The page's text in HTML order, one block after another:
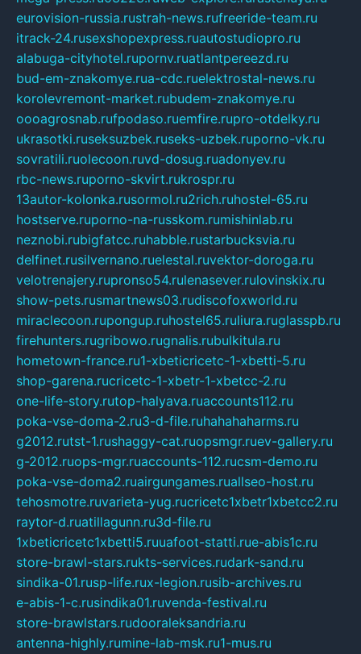
eurovision-russia.rustrah-news.rufreeride-team.ru
itrack-24.rusexshopexpress.ruautostudiopro.ru
alabuga-cityhotel.rupornv.ruatlantpereezd.ru
bud-em-znakomye.rua-cdc.ruelektrostal-news.ru
korolevremont-market.rubudem-znakomye.ru
oooagrosnab.rufpodaso.ruemfire.rupro-otdelky.ru
ukrasotki.ruseksuzbek.ruseks-uzbek.ruporno-vk.ru
sovratili.ruolecoon.ruvd-dosug.ruadonyev.ru
rbc-news.ruporno-skvirt.rukrospr.ru
13autor-kolonka.rusormol.ru2rich.ruhostel-65.ru
hostserve.ruporno-na-russkom.rumishinlab.ru
neznobi.rubigfatcc.ruhabble.rustarbucksvia.ru
delfinet.rusilvernano.ruelestal.ruvektor-doroga.ru
velotrenajery.rupronso54.rulenasever.rulovinskix.ru
show-pets.rusmartnews03.rudiscofoxworld.ru
miraclecoon.rupongup.ruhostel65.ruliura.ruglasspb.ru
firehunters.rugribowo.rugnalis.rubulkitula.ru
hometown-france.ru1-xbeticricetc-1-xbetti-5.ru
shop-garena.rucricetc-1-xbetr-1-xbetcc-2.ru
one-life-story.rutop-halyava.ruaccounts112.ru
poka-vse-doma-2.ru3-d-file.ruhahahaharms.ru
g2012.rutst-1.rushaggy-cat.ruopsmgr.ruev-gallery.ru
g-2012.ruops-mgr.ruaccounts-112.rucsm-demo.ru
poka-vse-doma2.ruairgungames.ruallseo-host.ru
tehosmotre.ruvarieta-yug.rucricetc1xbetr1xbetcc2.ru
raytor-d.ruatillagunn.ru3d-file.ru
1xbeticricetc1xbetti5.ruuafoot-statti.rue-abis1c.ru
store-brawl-stars.rukts-services.rudark-sand.ru
sindika-01.rusp-life.rux-legion.rusib-archives.ru
e-abis-1-c.rusindika01.ruvenda-festival.ru
store-brawlstars.rudooraleksandria.ru
antenna-highly.rumine-lab-msk.ru1-mus.ru